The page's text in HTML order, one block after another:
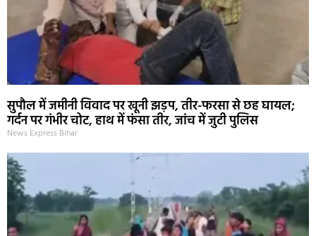
सुपौल में जमीनी विवाद पर खूनी झड़प, तीर-फरसा से छह घायल;
गर्दन पर गंभीर चोट, हाथ में फंसा तीर, जांच में जुटी पुलिस
News Express Bihar